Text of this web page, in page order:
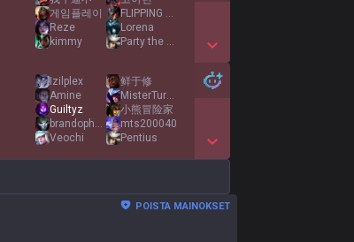
게임플레이
Reze
kimmy
FLIPPING TOP
Lorena
Party the Sheep
Show More Detail Games
Izilplex
Amine
Guiltyz
brandopham
Veochi
鲜于修
MisterTurtIe
小熊冒险家
mts200040
Pentius
Show More Detail Games
POISTA MAINOKSET